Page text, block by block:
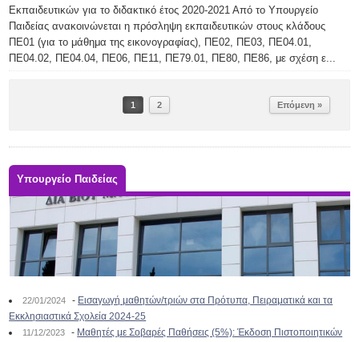
Εκπαιδευτικών για το διδακτικό έτος 2020-2021 Από το Υπουργείο
Παιδείας ανακοινώνεται η πρόσληψη εκπαιδευτικών στους κλάδους
ΠΕ01 (για το μάθημα της εικονογραφίας), ΠΕ02, ΠΕ03, ΠΕ04.01,
ΠΕ04.02, ΠΕ04.04, ΠΕ06, ΠΕ11, ΠΕ79.01, ΠΕ80, ΠΕ86, με σχέση ε...
1 2 Επόμενη »
Υπουργείο Παιδείας
22/01/2024 - Εισαγωγή μαθητών/τριών στα Πρότυπα, Πειραματικά και τα
Εκκλησιαστικά Σχολεία 2024-25
11/12/2023 - Μαθητές με Σοβαρές Παθήσεις (5%): Έκδοση Πιστοποιητικών